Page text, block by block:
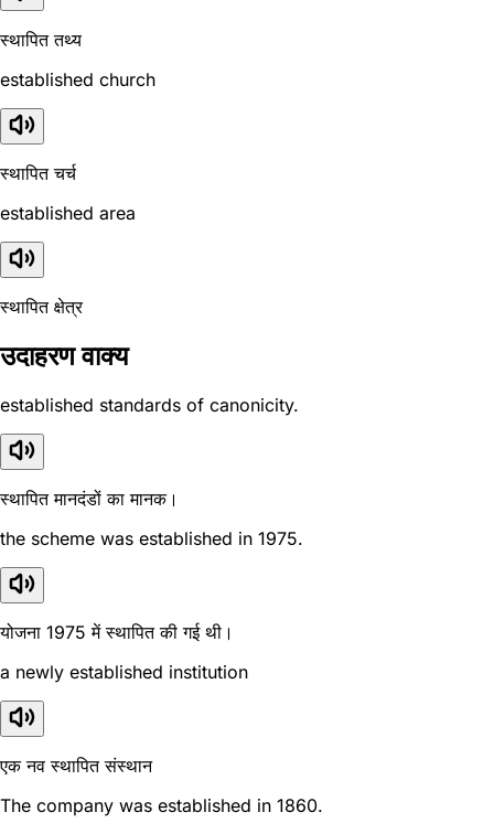
स्थापित तथ्य
established church
स्थापित चर्च
established area
स्थापित क्षेत्र
उदाहरण वाक्य
established standards of canonicity.
स्थापित मानदंडों का मानक।
the scheme was established in 1975.
योजना 1975 में स्थापित की गई थी।
a newly established institution
एक नव स्थापित संस्थान
The company was established in 1860.